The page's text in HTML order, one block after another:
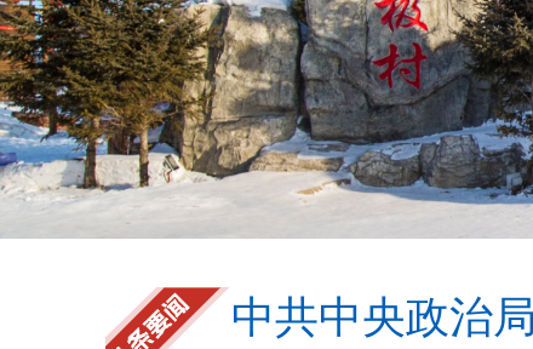
中共中央政治